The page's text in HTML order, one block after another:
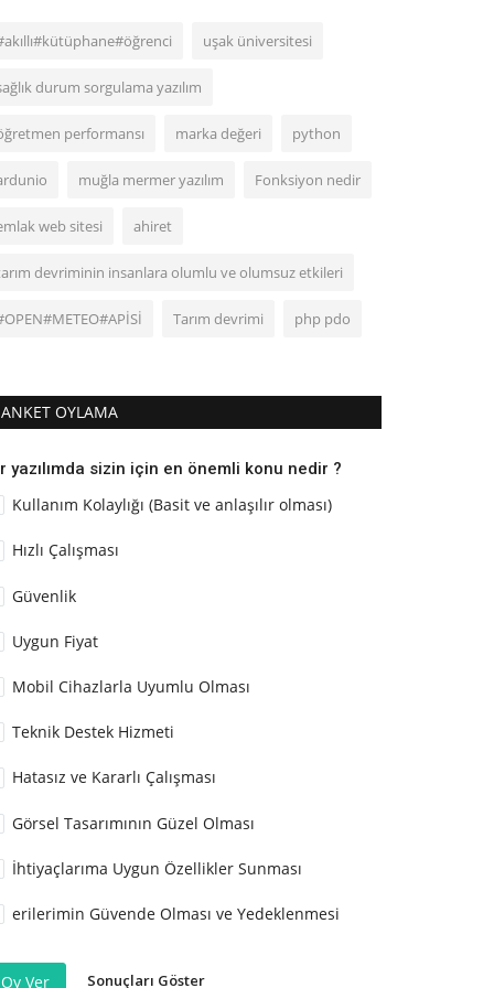
uşak üniversitesi
durum sorgulama yazılım
performansı marka değeri python
muğla mermer yazılım Fonksiyon nedir
web sitesi ahiret
devriminin insanlara olumlu ve olumsuz etkileri
Tarım devrimi php pdo
ANKET OYLAMA
yazılımda sizin için en önemli konu nedir ?
Kullanım Kolaylığı (Basit ve anlaşılır olması)
Hızlı Çalışması
Güvenlik
Uygun Fiyat
Mobil Cihazlarla Uyumlu Olması
Teknik Destek Hizmeti
Hatasız ve Kararlı Çalışması
Görsel Tasarımının Güzel Olması
İhtiyaçlarıma Uygun Özellikler Sunması
erilerimin Güvende Olması ve Yedeklenmesi
Oy Ver Sonuçları Göster